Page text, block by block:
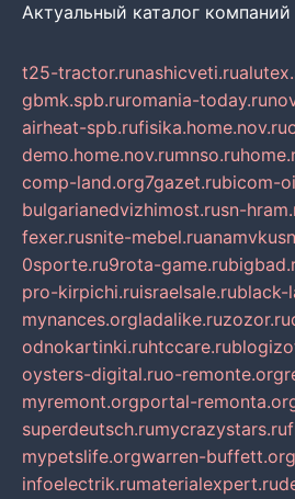
Актуальный каталог
t25-tractor.runashicveti.ru
gbmk.spb.ruromania-today.ru
airheat-spb.rufisika.home.nov.ru
demo.home.nov.rumnso.ru
comp-land.org7gazet.rubicom-
bulgarianedvizhimost.rusn-
fexer.rusnite-mebel.ru
0sporte.ru9rota-game.ru
pro-kirpichi.ruisraelsale.rublack-
mynances.orgladalike.ruzozor.ru
odnokartinki.ruhtccare.ru
oysters-digital.ruo-remonte.org
myremont.orgportal-
superdeutsch.rumycrazystars.ru
mypetslife.orgwarren-buffett.org
infoelectrik.rumaterialexpert.ru